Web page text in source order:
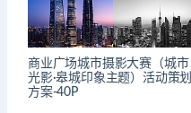
商业广场城市摄影大赛（城市
光影·皋城印象主题）活动策划
方案-40P